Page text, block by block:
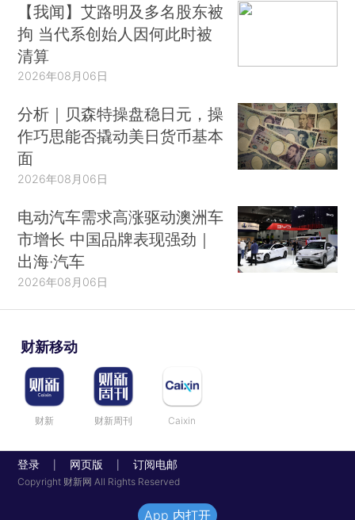
【我闻】艾路明及多名股东被
拘 当代系创始人因何此时被
清算
2026年08月06日
分析｜贝森特操盘稳日元，操
作巧思能否撬动美日货币基本
面
2026年08月06日
电动汽车需求高涨驱动澳洲车
市增长 中国品牌表现强劲｜
出海·汽车
2026年08月06日
财新移动
财新 财新周刊 Caixin
登录 网页版 订阅电邮
Copyright 财新网 All Rights Reserved
App 内打开